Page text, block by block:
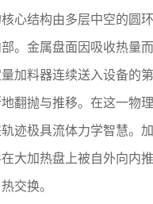
心结构由多层中空的圆
。金属盘面因吸收热量
加料器连续送入设备的
翻抛与推移。在这一物
迹极具流体力学智慧。
大加热盘上被自外向内
交换。